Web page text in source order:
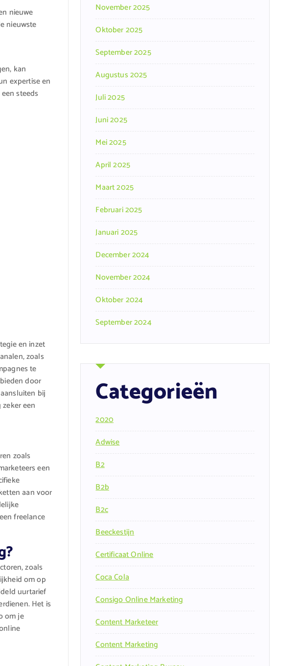
nieuwe
nieuwste
kan
expertise en
steeds
en inzet
zoals
te
door
bij
een
zoals
een
aan voor
freelance
zoals
om op
uurtarief
Het is
om je
November 2025
Oktober 2025
September 2025
Augustus 2025
Juli 2025
Juni 2025
Mei 2025
April 2025
Maart 2025
Februari 2025
Januari 2025
December 2024
November 2024
Oktober 2024
September 2024
Categorieën
2020
Adwise
B2
B2b
B2c
Beeckestijn
Certificaat Online
Coca Cola
Consigo Online Marketing
Content Marketeer
Content Marketing